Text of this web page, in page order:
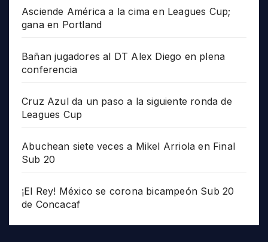
Asciende América a la cima en Leagues Cup;
gana en Portland
Bañan jugadores al DT Alex Diego en plena
conferencia
Cruz Azul da un paso a la siguiente ronda de
Leagues Cup
Abuchean siete veces a Mikel Arriola en Final
Sub 20
¡El Rey! México se corona bicampeón Sub 20
de Concacaf